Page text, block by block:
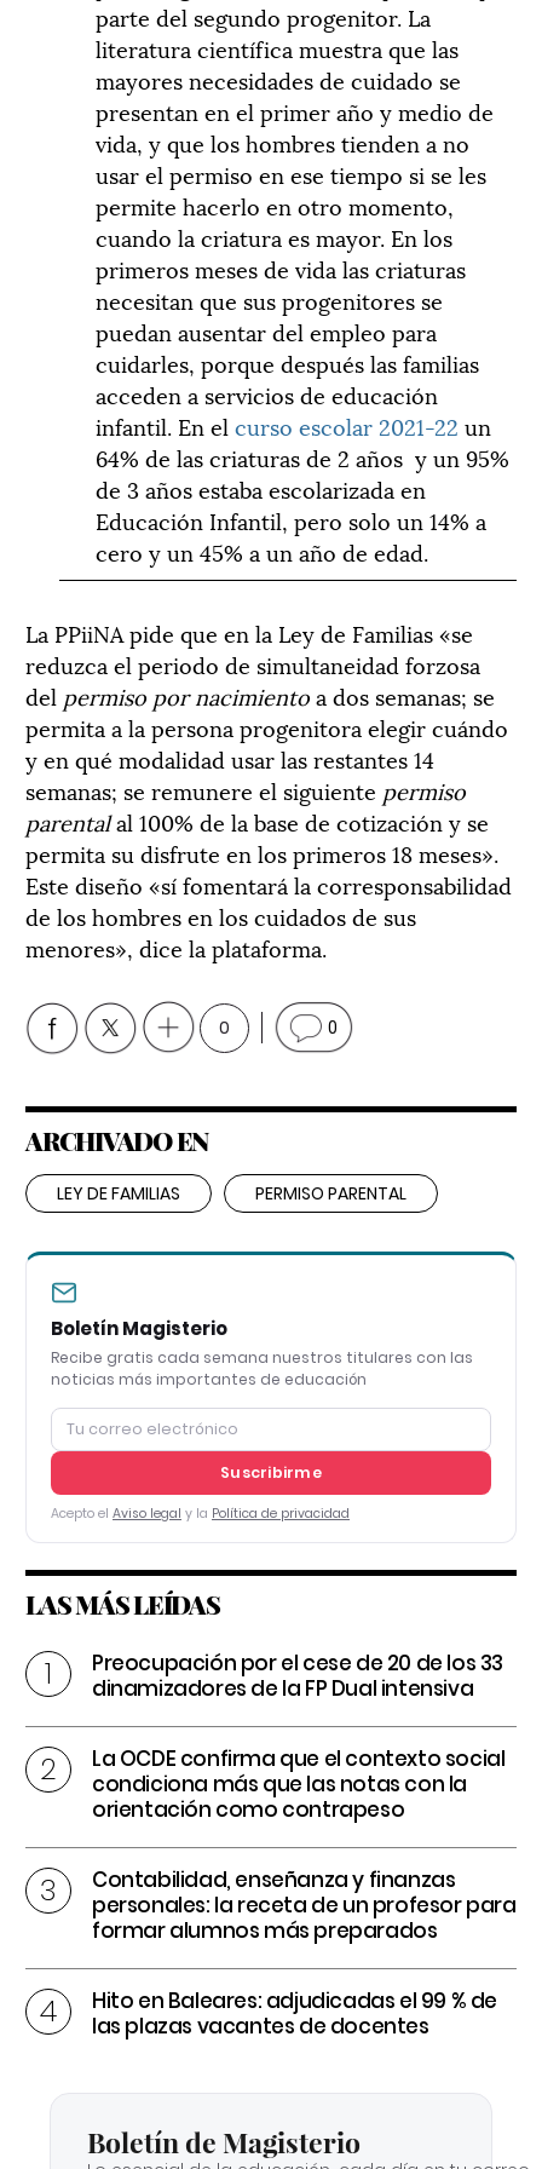
parte del segundo progenitor. La
literatura científica muestra que las
mayores necesidades de cuidado se
presentan en el primer año y medio de
vida, y que los hombres tienden a no
usar el permiso en ese tiempo si se les
permite hacerlo en otro momento,
cuando la criatura es mayor. En los
primeros meses de vida las criaturas
necesitan que sus progenitores se
puedan ausentar del empleo para
cuidarles, porque después las familias
acceden a servicios de educación
infantil. En elcurso escolar 2021-22 un
64% de las criaturas de 2 años y un 95%
de 3 años estaba escolarizada en
Educación Infantil, pero solo un 14% a
cero y un 45% a un año de edad.
La PPiiNA pide que en la Ley de Familias «se
reduzca el periodo de simultaneidad forzosa
del permiso por nacimientoa dos semanas; se
permita a la persona progenitora elegir cuándo
y en qué modalidad usar las restantes 14
semanas; se remunere el siguiente permiso
parentalal 100% de la base de cotización y se
permita su disfrute en los primeros 18 meses».
Este diseño «sí fomentará la corresponsabilidad
de los hombres en los cuidados de sus
menores», dice la plataforma.
0 0
ARCHIVADO EN
LEY DE FAMILIAS PERMISO PARENTAL
Boletín Magisterio
Recibe gratis cada semana nuestros titulares con las
noticias más importantes de educación
Suscribirme
Acepto el Aviso legal y la Política de privacidad
LAS MÁS LEÍDAS
Preocupación por el cese de 20 de los 33
dinamizadores de la FP Dual intensiva
La OCDE confirma que el contexto social
condiciona más que las notas con la
orientación como contrapeso
Contabilidad, enseñanza y finanzas
personales: la receta de un profesor para
formar alumnos más preparados
Hito en Baleares: adjudicadas el 99 % de
las plazas vacantes de docentes
Boletín de Magisterio